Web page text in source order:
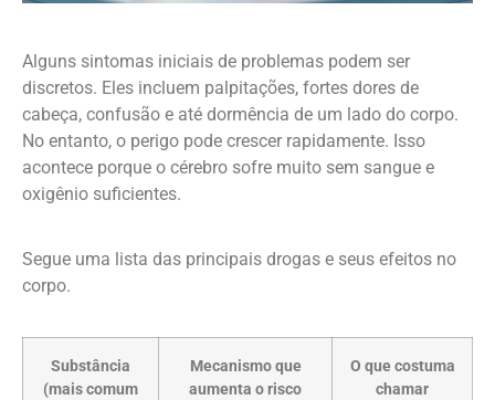
Alguns sintomas iniciais de problemas podem ser
discretos. Eles incluem palpitações, fortes dores de
cabeça, confusão e até dormência de um lado do corpo.
No entanto, o perigo pode crescer rapidamente. Isso
acontece porque o cérebro sofre muito sem sangue e
oxigênio suficientes.
Segue uma lista das principais drogas e seus efeitos no
corpo.
Substância
(mais comum
Mecanismo que
aumenta o risco
O que costuma
chamar